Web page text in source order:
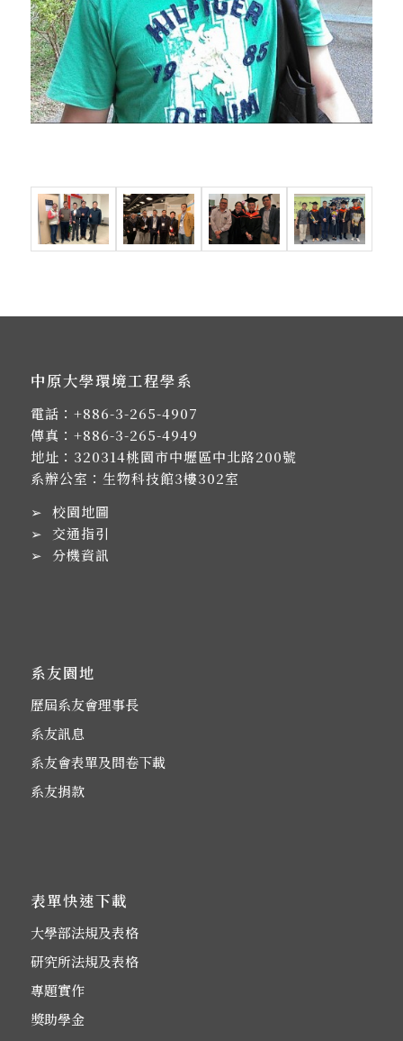
中原大學環境工程學系
電話： +886-3-265-4907
傳真：+886-3-265-4949
地址： 320314桃園市中壢區中北路200號
系辦公室：生物科技館3樓302室
➢ 校園地圖
➢ 交通指引
➢ 分機資訊
系友園地
歷屆系友會理事長
系友訊息
系友會表單及問卷下載
系友捐款
表單快速下載
大學部法規及表格
研究所法規及表格
專題實作
獎助學金